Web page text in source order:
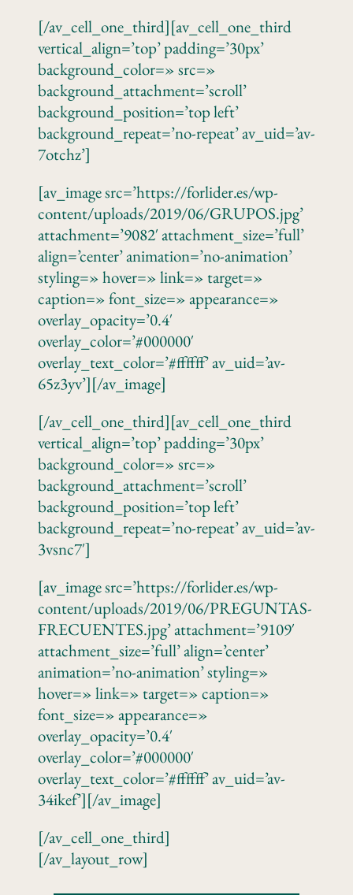
[/av_cell_one_third][av_cell_one_third
vertical_align=’top’ padding=’30px’
background_color=» src=»
background_attachment=’scroll’
background_position=’top left’
background_repeat=’no-repeat’ av_uid=’av-
7otchz’]
[av_image src=’https://forlider.es/wp-
content/uploads/2019/06/GRUPOS.jpg’
attachment=’9082′ attachment_size=’full’
align=’center’ animation=’no-animation’
styling=» hover=» link=» target=»
caption=» font_size=» appearance=»
overlay_opacity=’0.4′
overlay_color=’#000000′
overlay_text_color=’#ffffff’ av_uid=’av-
65z3yv’][/av_image]
[/av_cell_one_third][av_cell_one_third
vertical_align=’top’ padding=’30px’
background_color=» src=»
background_attachment=’scroll’
background_position=’top left’
background_repeat=’no-repeat’ av_uid=’av-
3vsnc7′]
[av_image src=’https://forlider.es/wp-
content/uploads/2019/06/PREGUNTAS-
FRECUENTES.jpg’ attachment=’9109′
attachment_size=’full’ align=’center’
animation=’no-animation’ styling=»
hover=» link=» target=» caption=»
font_size=» appearance=»
overlay_opacity=’0.4′
overlay_color=’#000000′
overlay_text_color=’#ffffff’ av_uid=’av-
34ikef’][/av_image]
[/av_cell_one_third]
[/av_layout_row]